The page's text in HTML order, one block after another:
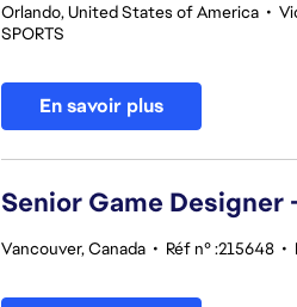
Orlando, United States of America •
SPORTS
En savoir plus
Senior Game Designer
Vancouver, Canada • Réf n° :215648 •